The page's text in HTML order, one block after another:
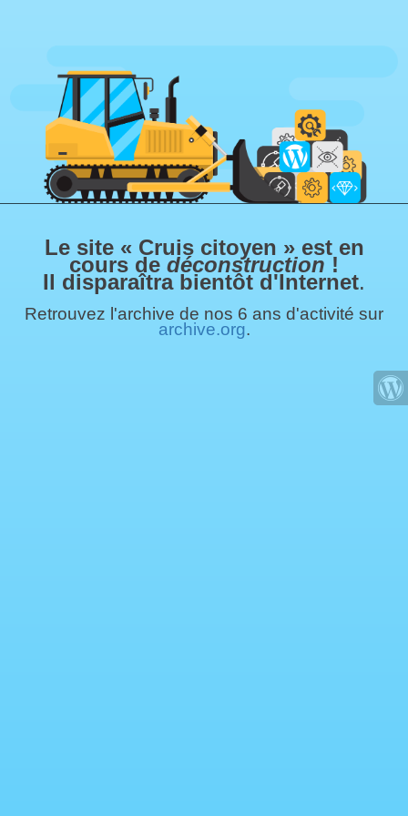
Le site « Cruis citoyen » est en
cours de déconstruction !
Il disparaîtra bientôt d'Internet.
Retrouvez l'archive de nos 6 ans d'activité sur
archive.org.